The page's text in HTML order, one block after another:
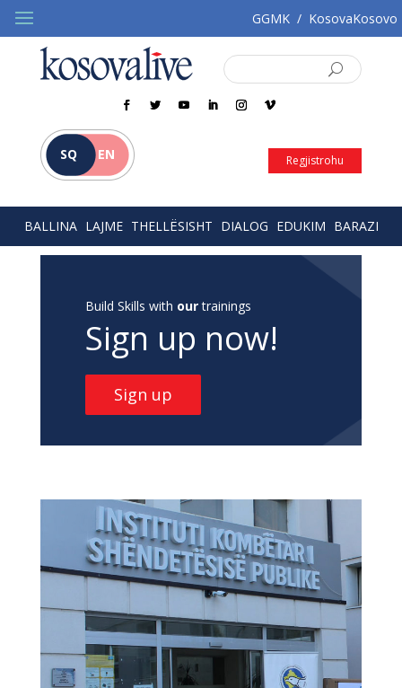
GGMK / KosovaKosovo
SQ EN Regjistrohu
BALLINA LAJME THELLËSISHT DIALOG EDUKIM BARAZI
Build Skills with ourtrainings
Sign up now!
Sign up